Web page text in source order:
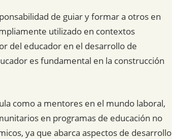
de guiar y formar a otros en
utilizado en contextos
del educador en el desarrollo de
es fundamental en la construcción
como a mentores en el mundo laboral,
en programas de educación no
ya que abarca aspectos de desarrollo